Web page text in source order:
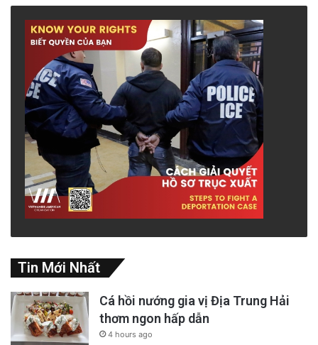
Tin Mới Nhất
Cá hồi nướng gia vị Địa Trung Hải
thơm ngon hấp dẫn
4 hours ago